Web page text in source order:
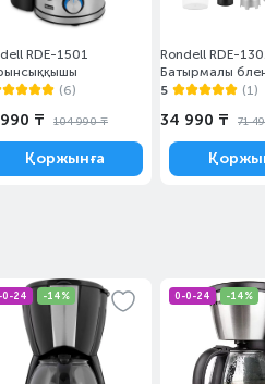
RDE-1501
(6)
₸ 104 990 ₸
Қоржынға
Rondell RDE-
Батырмалы
5
(1)
34 990 ₸ 71
0-24 -14% 0-0-24 -14%